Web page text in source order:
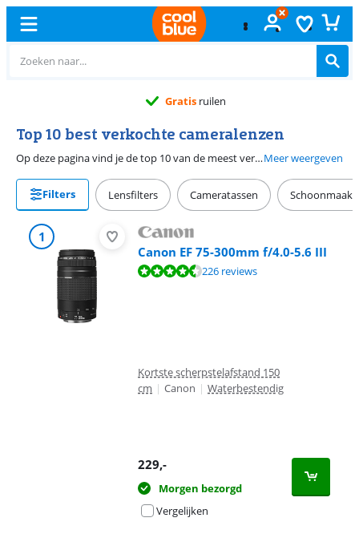
Gratis ruilen
Top 10 best verkochte cameralenzen
Op deze pagina vind je de top 10 van de meest verkochte objectieven en lenzen van dit moment. Bekijk de keuze van andere fotografen en ontdek of jouw collectie objectieven compleet is.Meer weergeven
Filters Lensfilters Cameratassen
1
Canon EF 75-300mm f/4.0-5.6 III
Beoordeling is 8,8 van de 10, gebaseerd op 226 reviews.
226 reviews
Kortste scherpstelafstand 150
cm | Canon | Waterbestendig
229,-
Morgen bezorgd
Vergelijken